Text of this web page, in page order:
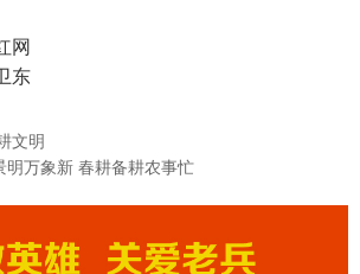
网
东
文明
明万象新 春耕备耕农事忙